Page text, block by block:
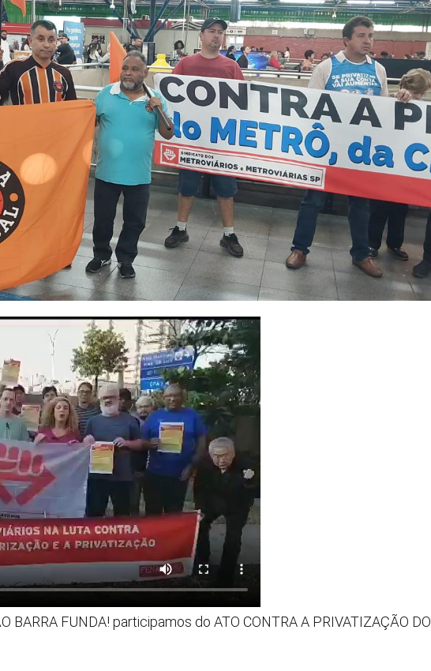
BARRA FUNDA! participamos do ATO CONTRA A PRIVATIZAÇÃO DO